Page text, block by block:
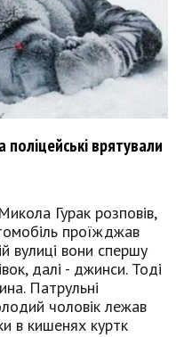
поліцейські врятували
Гурак розповів,
проїжджав
вулиці вони спершу
далі - джинси. Тоді
Патрульні
чоловік лежав
в кишенях куртк